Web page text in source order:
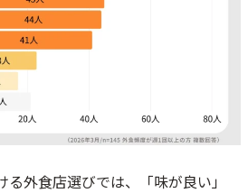
外食店選びでは、「味が良い」